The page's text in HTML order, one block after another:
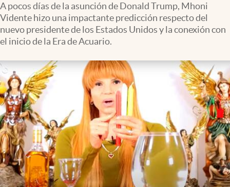
Tv
Clima
Mediakit
abre en nueva pestaña
México
A pocos días de la asunción de Donald Trump, Mhoni
Vidente hizo una impactante predicción respecto del
nuevo presidente de los Estados Unidos y la conexión con
el inicio de la Era de Acuario.